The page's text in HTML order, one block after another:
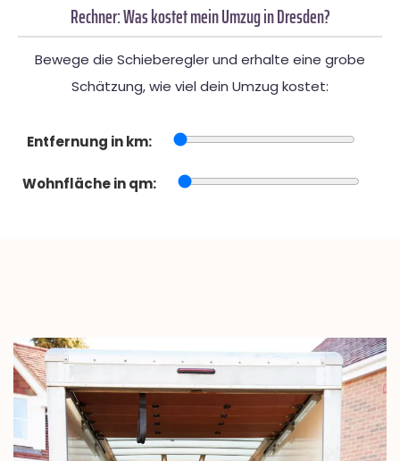
Rechner: Was kostet mein Umzug in Dresden?
Bewege die Schieberegler und erhalte eine grobe
Schätzung, wie viel dein Umzug kostet:
Entfernung in km:
Wohnfläche in qm: